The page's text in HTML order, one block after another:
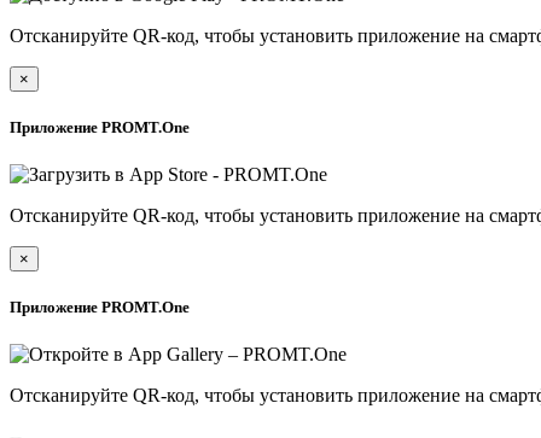
Отсканируйте QR-код, чтобы установить приложение на
×
Приложение PROMT.One
Отсканируйте QR-код, чтобы установить приложение на
×
Приложение PROMT.One
Отсканируйте QR-код, чтобы установить приложение на